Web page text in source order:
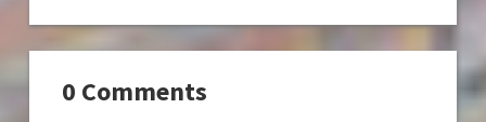
0 Comments